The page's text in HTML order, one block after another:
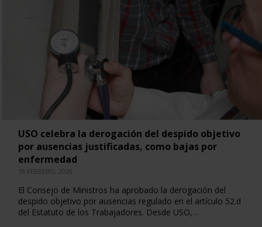
USO celebra la derogación del despido objetivo
por ausencias justificadas, como bajas por
enfermedad
18 FEBRERO, 2020
El Consejo de Ministros ha aprobado la derogación del
despido objetivo por ausencias regulado en el artículo 52.d
del Estatuto de los Trabajadores. Desde USO,…